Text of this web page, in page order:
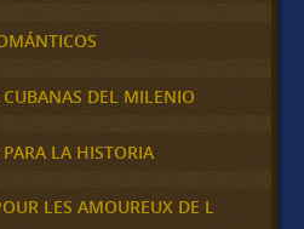
DEL MILENIO
LA HISTORIA
LES AMOUREUX DE L